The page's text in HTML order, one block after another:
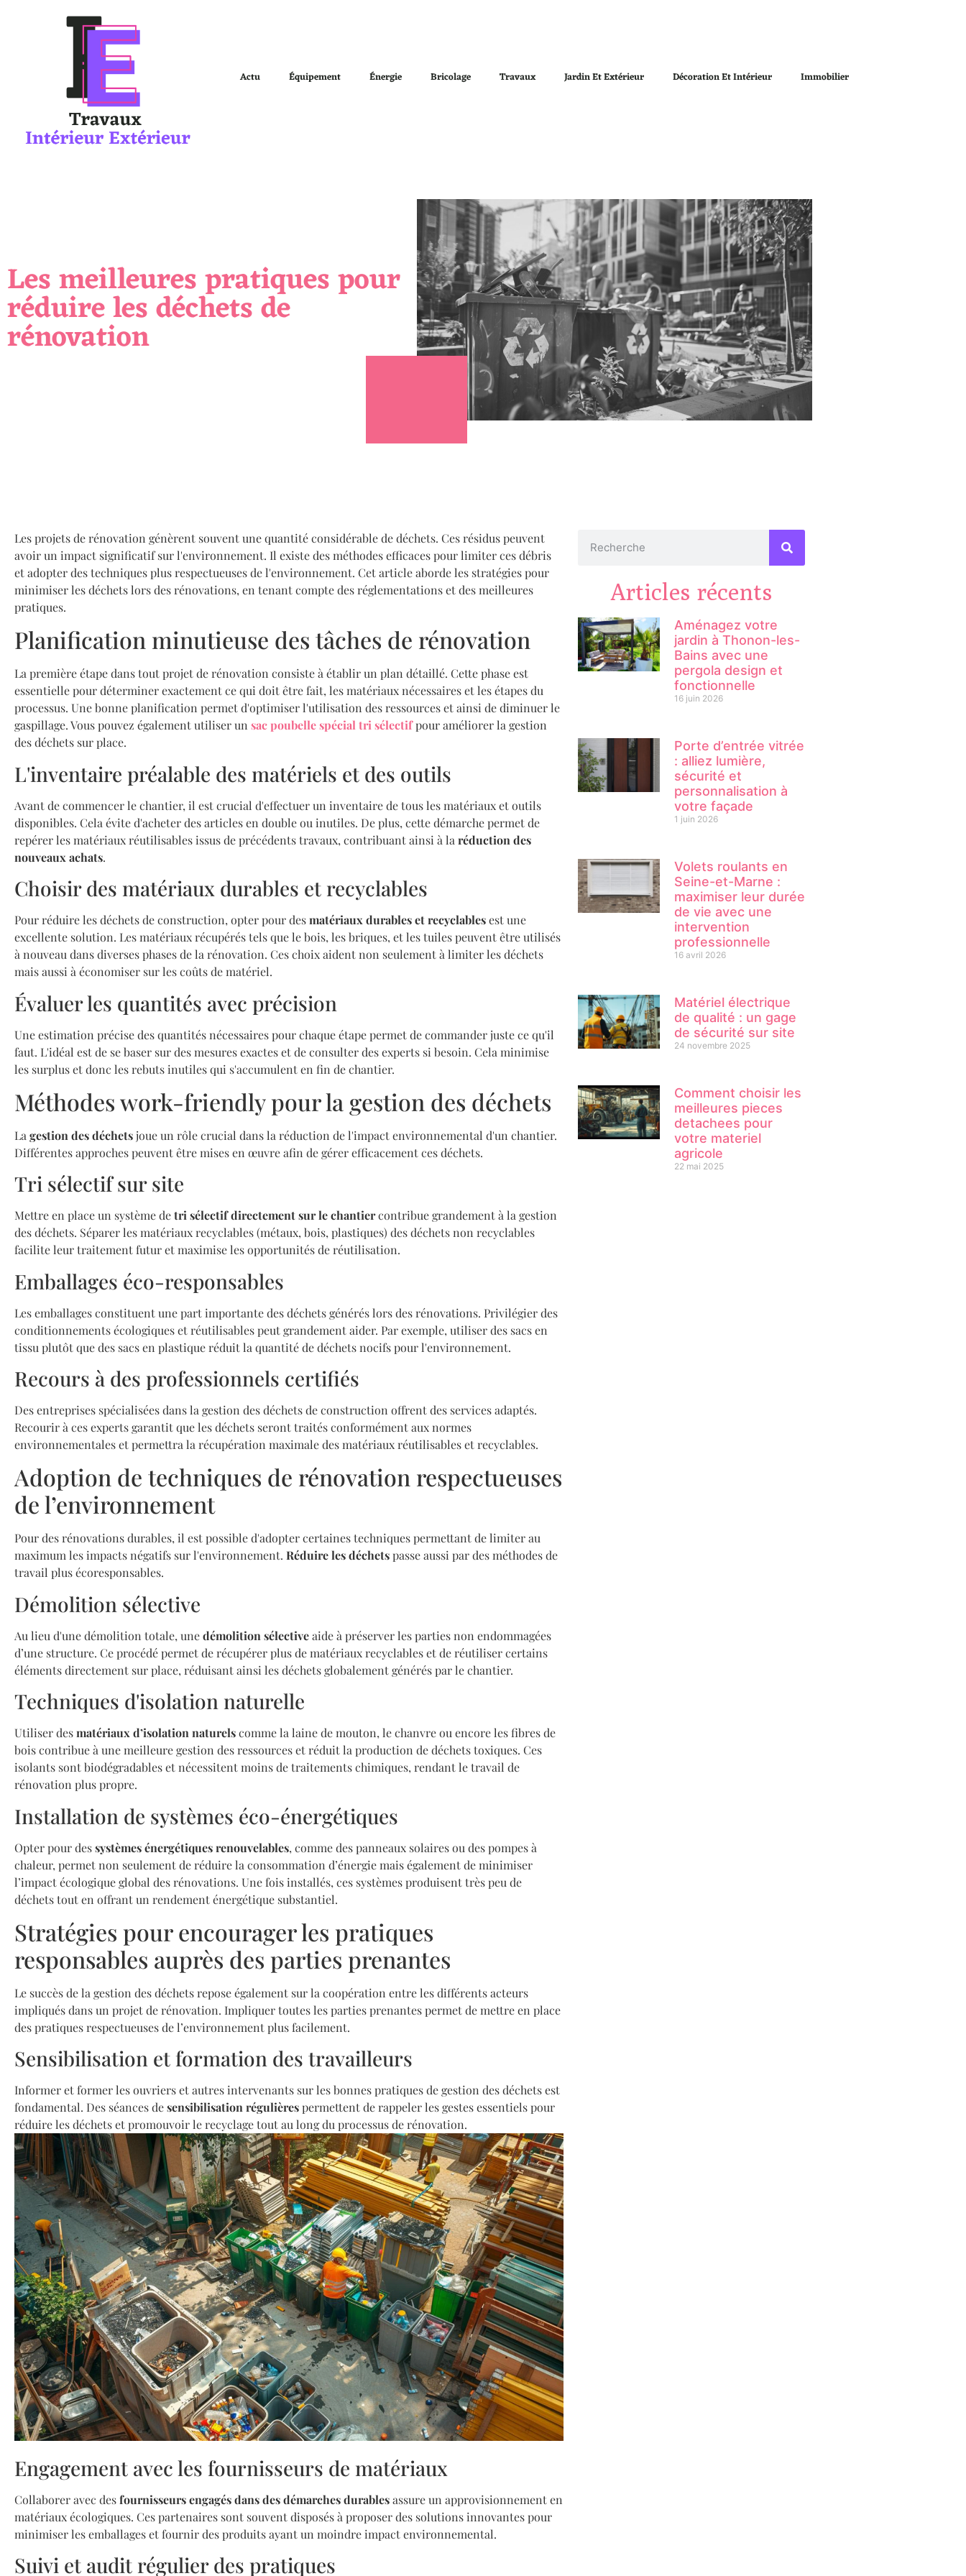
Actu Équipement Énergie Bricolage Travaux Jardin Et Extérieur Décoration Et Intérieur Immobilier
Les meilleures pratiques pour
réduire les déchets de
rénovation
Les projets de rénovation génèrent souvent une quantité considérable de déchets. Ces résidus peuvent
avoir un impact significatif sur l'environnement. Il existe des méthodes efficaces pour limiter ces débris
et adopter des techniques plus respectueuses de l'environnement. Cet article aborde les stratégies pour
minimiser les déchets lors des rénovations, en tenant compte des réglementations et des meilleures
pratiques.
Planification minutieuse des tâches de rénovation
La première étape dans tout projet de rénovation consiste à établir un plan détaillé. Cette phase est
essentielle pour déterminer exactement ce qui doit être fait, les matériaux nécessaires et les étapes du
processus. Une bonne planification permet d'optimiser l'utilisation des ressources et ainsi de diminuer le
gaspillage. Vous pouvez également utiliser un sac poubelle spécial tri sélectifpour améliorer la gestion
des déchets sur place.
L'inventaire préalable des matériels et des outils
Avant de commencer le chantier, il est crucial d'effectuer un inventaire de tous les matériaux et outils
disponibles. Cela évite d'acheter des articles en double ou inutiles. De plus, cette démarche permet de
repérer les matériaux réutilisables issus de précédents travaux, contribuant ainsi à la réduction des
nouveaux achats.
Choisir des matériaux durables et recyclables
Pour réduire les déchets de construction, opter pour desmatériaux durables et recyclablesest une
excellente solution. Les matériaux récupérés tels que le bois, les briques, et les tuiles peuvent être utilisés
à nouveau dans diverses phases de la rénovation. Ces choix aident non seulement à limiter les déchets
mais aussi à économiser sur les coûts de matériel.
Évaluer les quantités avec précision
Une estimation précise des quantités nécessaires pour chaque étape permet de commander juste ce qu'il
faut. L'idéal est de se baser sur des mesures exactes et de consulter des experts si besoin. Cela minimise
les surplus et donc les rebuts inutiles qui s'accumulent en fin de chantier.
Méthodes work-friendly pour la gestion des déchets
La gestion des déchetsjoue un rôle crucial dans la réduction de l'impact environnemental d'un chantier.
Différentes approches peuvent être mises en œuvre afin de gérer efficacement ces déchets.
Tri sélectif sur site
Mettre en place un système detri sélectif directement sur le chantiercontribue grandement à la gestion
des déchets. Séparer les matériaux recyclables (métaux, bois, plastiques) des déchets non recyclables
facilite leur traitement futur et maximise les opportunités de réutilisation.
Emballages éco-responsables
Les emballages constituent une part importante des déchets générés lors des rénovations. Privilégier des
conditionnements écologiques et réutilisables peut grandement aider. Par exemple, utiliser des sacs en
tissu plutôt que des sacs en plastique réduit la quantité de déchets nocifs pour l'environnement.
Recours à des professionnels certifiés
Des entreprises spécialisées dans la gestion des déchets de construction offrent des services adaptés.
Recourir à ces experts garantit que les déchets seront traités conformément aux normes
environnementales et permettra la récupération maximale des matériaux réutilisables et recyclables.
Adoption de techniques de rénovation respectueuses
de l’environnement
Pour des rénovations durables, il est possible d'adopter certaines techniques permettant de limiter au
maximum les impacts négatifs sur l'environnement. Réduire les déchetspasse aussi par des méthodes de
travail plus écoresponsables.
Démolition sélective
Au lieu d'une démolition totale, unedémolition sélectiveaide à préserver les parties non endommagées
d’une structure. Ce procédé permet de récupérer plus de matériaux recyclables et de réutiliser certains
éléments directement sur place, réduisant ainsi les déchets globalement générés par le chantier.
Techniques d'isolation naturelle
Utiliser desmatériaux d’isolation naturelscomme la laine de mouton, le chanvre ou encore les fibres de
bois contribue à une meilleure gestion des ressources et réduit la production de déchets toxiques. Ces
isolants sont biodégradables et nécessitent moins de traitements chimiques, rendant le travail de
rénovation plus propre.
Installation de systèmes éco-énergétiques
Opter pour dessystèmes énergétiques renouvelables, comme des panneaux solaires ou des pompes à
chaleur, permet non seulement de réduire la consommation d’énergie mais également de minimiser
l’impact écologique global des rénovations. Une fois installés, ces systèmes produisent très peu de
déchets tout en offrant un rendement énergétique substantiel.
Stratégies pour encourager les pratiques
responsables auprès des parties prenantes
Le succès de la gestion des déchets repose également sur la coopération entre les différents acteurs
impliqués dans un projet de rénovation. Impliquer toutes les parties prenantes permet de mettre en place
des pratiques respectueuses de l’environnement plus facilement.
Sensibilisation et formation des travailleurs
Informer et former les ouvriers et autres intervenants sur les bonnes pratiques de gestion des déchets est
fondamental. Des séances desensibilisation régulièrespermettent de rappeler les gestes essentiels pour
réduire les déchets et promouvoir le recyclage tout au long du processus de rénovation.
Engagement avec les fournisseurs de matériaux
Collaborer avec desfournisseurs engagés dans des démarches durablesassure un approvisionnement en
matériaux écologiques. Ces partenaires sont souvent disposés à proposer des solutions innovantes pour
minimiser les emballages et fournir des produits ayant un moindre impact environnemental.
Suivi et audit régulier des pratiques
Articles récents
Aménagez votre
jardin à Thonon-les-
Bains avec une
pergola design et
fonctionnelle
16 juin 2026
Porte d’entrée vitrée
: alliez lumière,
sécurité et
personnalisation à
votre façade
1 juin 2026
Volets roulants en
Seine-et-Marne :
maximiser leur durée
de vie avec une
intervention
professionnelle
16 avril 2026
Matériel électrique
de qualité : un gage
de sécurité sur site
24 novembre 2025
Comment choisir les
meilleures pieces
detachees pour
votre materiel
agricole
22 mai 2025